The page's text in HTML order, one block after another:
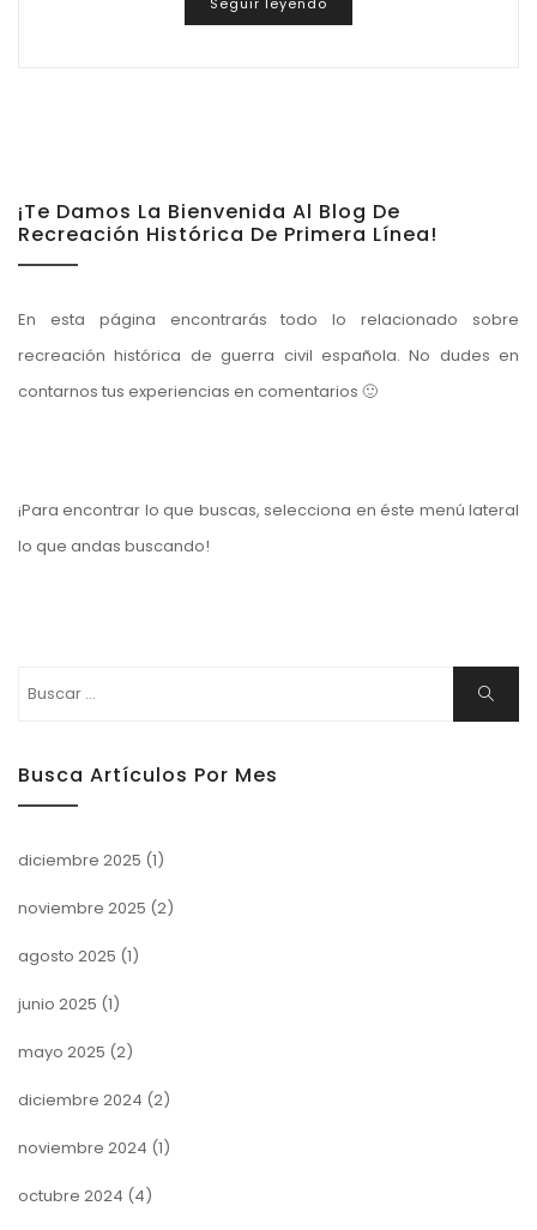
¡Te Damos La Bienvenida Al Blog De
Recreación Histórica De Primera Línea!
En esta página encontrarás todo lo relacionado sobre
recreación histórica de guerra civil española. No dudes en
contarnos tus experiencias en comentarios 🙂
¡Para encontrar lo que buscas, selecciona en éste menú lateral
lo que andas buscando!
Buscar
Busca Artículos Por Mes
diciembre 2025 (1)
noviembre 2025 (2)
agosto 2025 (1)
junio 2025 (1)
mayo 2025 (2)
diciembre 2024 (2)
noviembre 2024 (1)
octubre 2024 (4)